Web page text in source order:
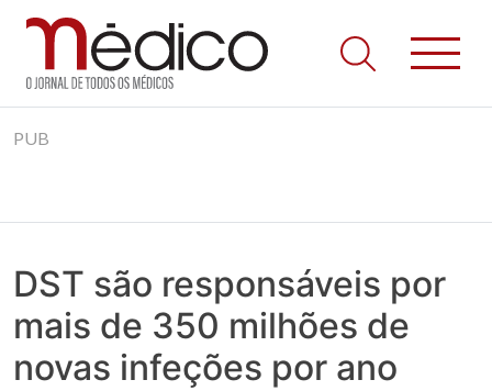
to
Jornal Médico
Médico – O Jornal de Todos os Médicos. Onde as notícias
realmente contam! Tudo o que se passa na Saúde!
PUB
DST são responsáveis por
mais de 350 milhões de
novas infeções por ano